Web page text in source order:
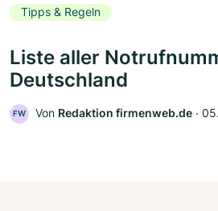
Tipps & Regeln
Liste aller
Deutschland
FW Von Redaktion firmenweb.de ‧